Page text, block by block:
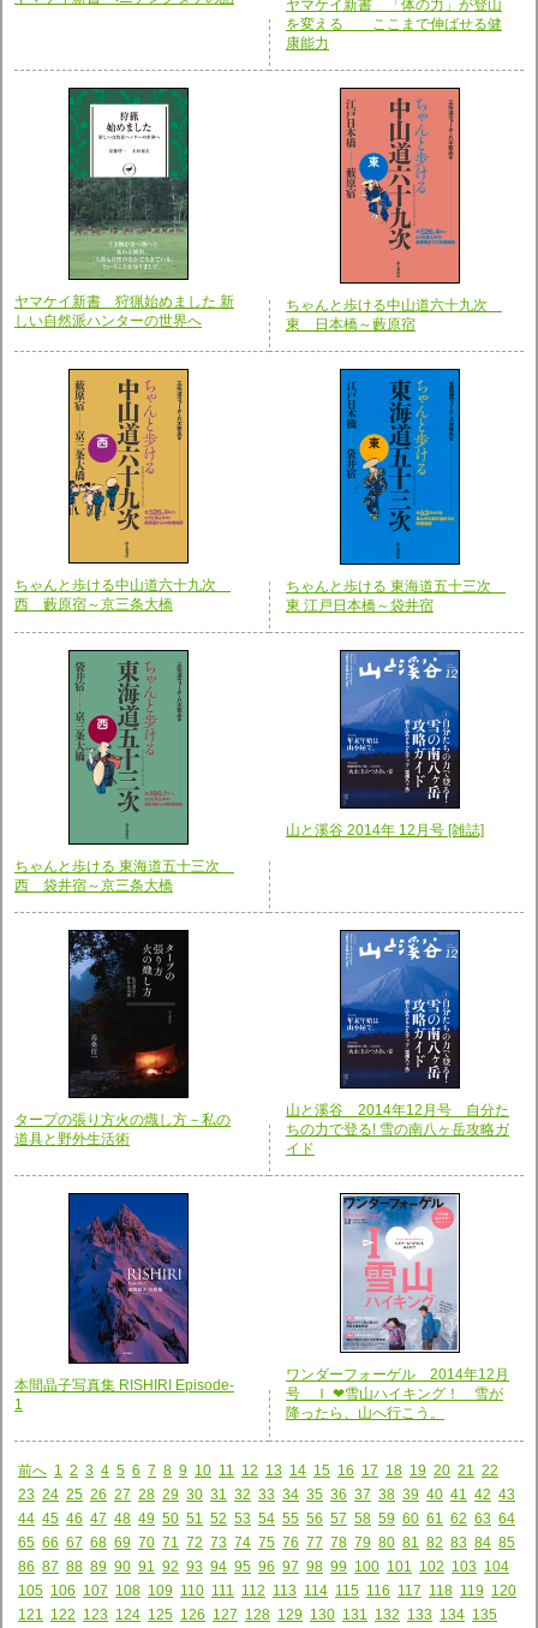
ヤマケイ新書 「体の力」が登山
を変える ここまで伸ばせる健
康能力
ヤマケイ新書 狩猟始めました 新
しい自然派ハンターの世界へ
ちゃんと歩ける中山道六十九次
東 日本橋～藪原宿
ちゃんと歩ける中山道六十九次
西 藪原宿～京三条大橋
ちゃんと歩ける 東海道五十三次
東 江戸日本橋～袋井宿
ちゃんと歩ける 東海道五十三次
西 袋井宿～京三条大橋
山と溪谷 2014年 12月号 [雑誌]
タープの張り方火の熾し方－私の
道具と野外生活術
山と溪谷 2014年12月号 自分た
ちの力で登る! 雪の南八ヶ岳攻略ガ
イド
本間晶子写真集 RISHIRI Episode-
1
ワンダーフォーゲル 2014年12月
号 Ｉ ❤雪山ハイキング！ 雪が
降ったら、山へ行こう。
前へ 1 2 3 4 5 6 7 8 9 10 11 12 13 14 15 16 17 18 19 20 21
22
23 24 25 26 27 28 29 30 31 32 33 34 35 36 37 38 39 40 41 42 43
44 45 46 47 48 49 50 51 52 53 54 55 56 57 58 59 60 61 62 63 64
65 66 67 68 69 70 71 72 73 74 75 76 77 78 79 80 81 82 83 84 85
86 87 88 89 90 91 92 93 94 95 96 97 98 99 100 101 102 103 104
105 106 107 108 109 110 111 112 113 114 115 116 117 118 119 120
121
122 123 124 125 126 127 128 129 130 131 132 133 134 135